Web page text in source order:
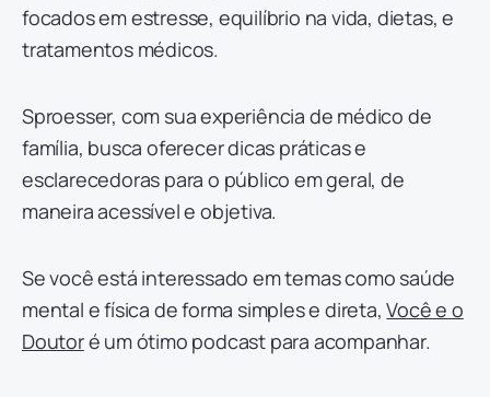
focados em estresse, equilíbrio na vida, dietas, e
tratamentos médicos.
Sproesser, com sua experiência de médico de
família, busca oferecer dicas práticas e
esclarecedoras para o público em geral, de
maneira acessível e objetiva.
Se você está interessado em temas como saúde
mental e física de forma simples e direta,Você e o
Doutoré um ótimo podcast para acompanhar.